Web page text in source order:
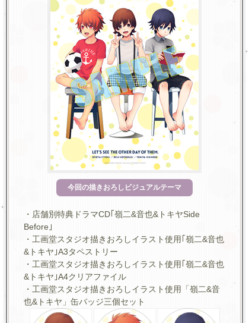
今回の描きおろしビジュアルテーマ
・店舗別特典ドラマCD｢嶺二&音也&トキヤSide
Before｣
・工画堂スタジオ描きおろしイラスト使用｢嶺二&音也
&トキヤ｣A3タペストリー
・工画堂スタジオ描きおろしイラスト使用｢嶺二&音也
&トキヤ｣A4クリアファイル
・工画堂スタジオ描きおろしイラスト使用「嶺二&音
也&トキヤ」缶バッジ三個セット